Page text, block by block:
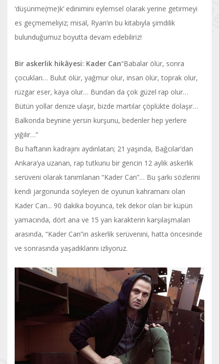
‘düşünme(me)k’ edinimini eylemsel olarak yerine getirmeyi
es geçmemeliyiz; misal, Ryan’ın bu kitabıyla şimdilik
bulunduğumuz boyutta devam edebiliriz!
Bir askerlik hikâyesi: Kader Can“Babalar ölür, sonra
çocukları… Bulut ölür, yağmur olur, insan ölür, toprak olur,
rüzgar eser, kaya olur… Bundan da çok güzel rap olur…
Bütün yollar denize ulaşır, bizde martılar çöplükte dolaşır…
Balkonda beynine yersin kurşunu, bedenler hep yerlere
yığılır…”
Bu haftanın kadrajını aydınlatan; 21 yaşında, Bağcılar’dan
Ankara’ya uzanan, rap tutkunu bir gencin 12 aylık askerlik
serüveni olarak tanımlanan “Kader Can”… Bu şarkı sözlerini
kendi jargonunda söyleyen de oyunun kahramanı olan
Kader Can... 90 dakika boyunca, tek dekor olan bir küpün
yamacında, dört ana ve 15 yan karakterin karşılaşmaları
arasında, “Kader Can”ın askerlik serüvenini, hatta öncesinde
ve sonrasında yaşadıklarını izliyoruz.